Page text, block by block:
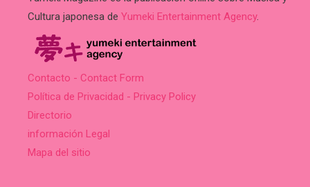
Cultura japonesa de Yumeki Entertainment Agency.
Contacto - Contact Form
Política de Privacidad - Privacy Policy
Directorio
información Legal
Mapa del sitio